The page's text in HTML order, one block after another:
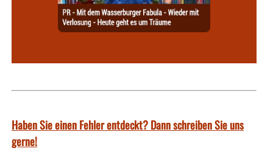
Haben Sie einen Fehler entdeckt? Dann schreiben Sie uns
gerne!